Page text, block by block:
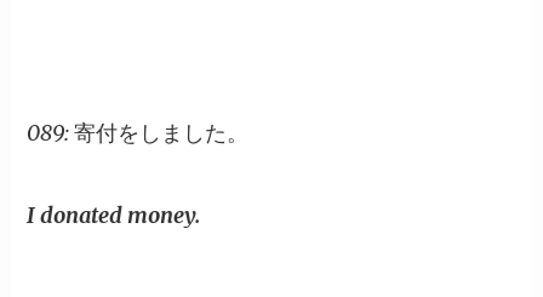
089: 寄付をしました。
I donated money.